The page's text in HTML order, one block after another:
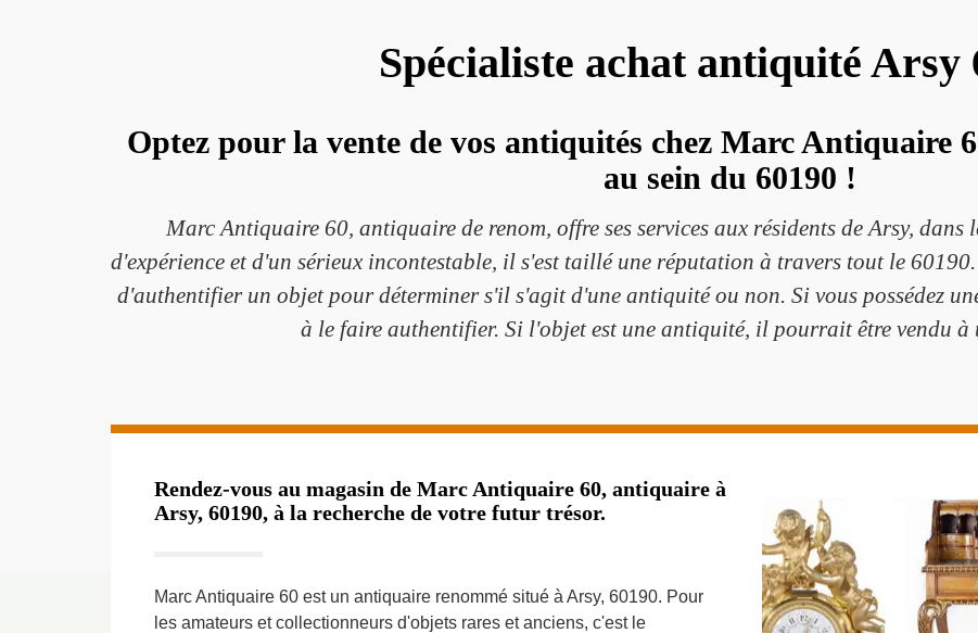
Spécialiste achat antiquité Arsy
Optez pour la vente de vos antiquités chez Marc Antiquaire
au sein du 60190 !
Marc Antiquaire 60, antiquaire de renom, offre ses services aux résidents de Arsy, dans
d'expérience et d'un sérieux incontestable, il s'est taillé une réputation à travers tout le
d'authentifier un objet pour déterminer s'il s'agit d'une antiquité ou non. Si vous possédez
à le faire authentifier. Si l'objet est une antiquité, il pourrait être vendu à
Rendez-vous au magasin de Marc Antiquaire 60, antiquaire à
Arsy, 60190, à la recherche de votre futur trésor.
Marc Antiquaire 60 est un antiquaire renommé situé à Arsy, 60190. Pour
les amateurs et collectionneurs d'objets rares et anciens, c'est le